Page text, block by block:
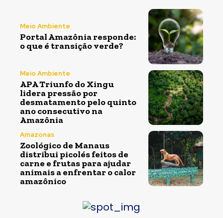
Meio Ambiente
Portal Amazônia responde:
o que é transição verde?
Meio Ambiente
APA Triunfo do Xingu
lidera pressão por
desmatamento pelo quinto
ano consecutivo na
Amazônia
Amazonas
Zoológico de Manaus
distribui picolés feitos de
carne e frutas para ajudar
animais a enfrentar o calor
amazônico